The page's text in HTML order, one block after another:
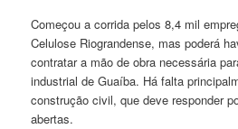
Começou a corrida pelos 8,4 mil
Celulose Riograndense, mas poderá
contratar a mão de obra necessária
industrial de Guaíba. Há falta
construção civil, que deve responder
abertas.